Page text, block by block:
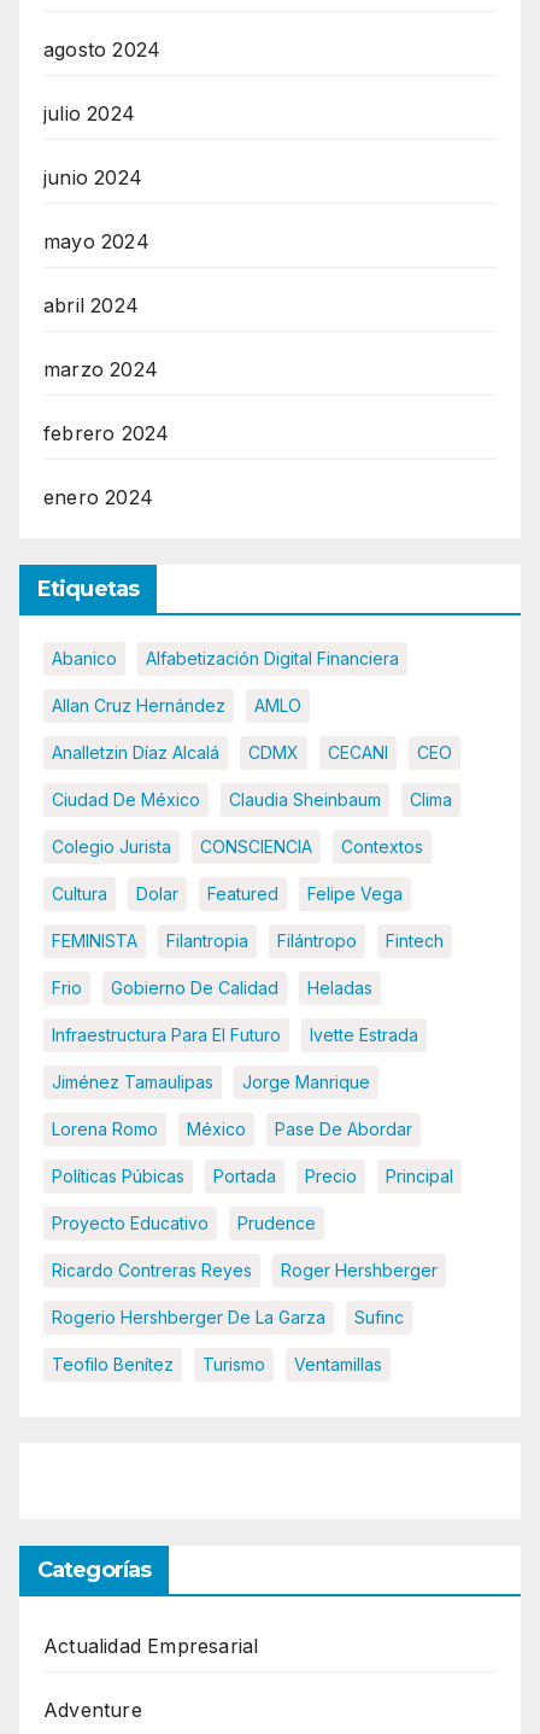
agosto 2024
julio 2024
junio 2024
mayo 2024
abril 2024
marzo 2024
febrero 2024
enero 2024
Etiquetas
Abanico Alfabetización Digital Financiera
Allan Cruz Hernández AMLO
Analletzin Díaz Alcalá CDMX CECANI CEO
Ciudad De México Claudia Sheinbaum Clima
Colegio Jurista CONSCIENCIA Contextos
Cultura Dolar Featured Felipe Vega
FEMINISTA Filantropia Filántropo Fintech
Frio Gobierno De Calidad Heladas
Infraestructura Para El Futuro Ivette Estrada
Jiménez Tamaulipas Jorge Manrique
Lorena Romo México Pase De Abordar
Políticas Púbicas Portada Precio Principal
Proyecto Educativo Prudence
Ricardo Contreras Reyes Roger Hershberger
Rogerio Hershberger De La Garza Sufinc
Teofilo Benítez Turismo Ventamillas
Categorías
Actualidad Empresarial
Adventure